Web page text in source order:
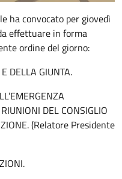
ha convocato per giovedì
effettuare in forma
ordine del giorno:
DELLA GIUNTA.
DEL CONSIGLIO
(Relatore Presidente